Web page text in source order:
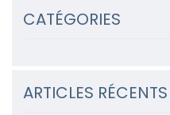
CATÉGORIES
ARTICLES RÉCENTS